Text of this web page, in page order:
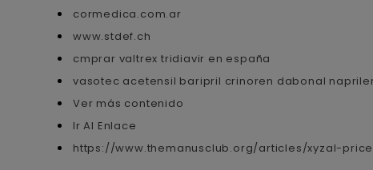
cormedica.com.ar
www.stdef.ch
cmprar valtrex tridiavir en españa
vasotec acetensil baripril crinoren dabonal
Ver más contenido
Ir Al Enlace
https://www.themanusclub.org/articles/xyzal-